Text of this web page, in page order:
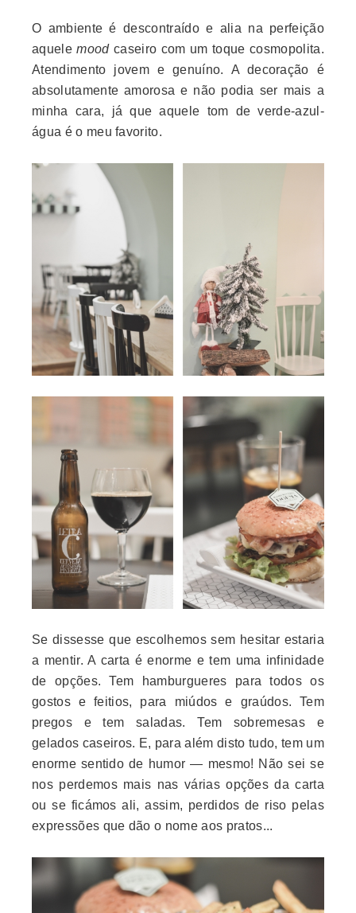
O ambiente é descontraído e alia na perfeição
aquelemoodcaseiro com um toque cosmopolita.
Atendimento jovem e genuíno. A decoração é
absolutamente amorosa e não podia ser mais a
minha cara, já que aquele tom de verde-azul-
água é o meu favorito.
Se dissesse que escolhemos sem hesitar estaria
a mentir. A carta é enorme e tem uma infinidade
de opções. Tem hamburgueres para todos os
gostos e feitios, para miúdos e graúdos. Tem
pregos e tem saladas. Tem sobremesas e
gelados caseiros. E, para além disto tudo, tem um
enorme sentido de humor — mesmo! Não sei se
nos perdemos mais nas várias opções da carta
ou se ficámos ali, assim, perdidos de riso pelas
expressões que dão o nome aos pratos...